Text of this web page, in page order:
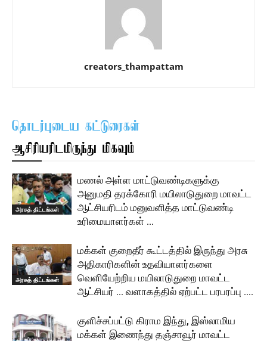
creators_thampattam
தொடர்புடைய கட்டுரைகள்
ஆசிரியரிடமிருந்து மிகவும்
அரசுத் திட்டங்கள்
மணல் அள்ள மாட்டுவண்டிகளுக்கு
அனுமதி தரக்கோரி மயிலாடுதுறை மாவட்ட
ஆட்சியரிடம் மனுவளித்த மாட்டுவண்டி
உரிமையாளர்கள் …
அரசுத் திட்டங்கள்
மக்கள் குறைதீர் கூட்டத்தில் இருந்து அரசு
அதிகாரிகளின் உதவியாளர்களை
வெளியேற்றிய மயிலாடுதுறை மாவட்ட
ஆட்சியர் … வளாகத்தில் ஏற்பட்ட பரபரப்பு ….
குளிச்சப்பட்டு கிராம இந்து, இஸ்லாமிய
மக்கள் இணைந்து தஞ்சாவூர் மாவட்ட